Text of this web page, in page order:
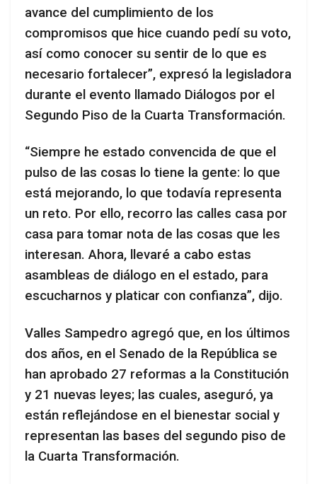
avance del cumplimiento de los
compromisos que hice cuando pedí su voto,
así como conocer su sentir de lo que es
necesario fortalecer”, expresó la legisladora
durante el evento llamado Diálogos por el
Segundo Piso de la Cuarta Transformación.
“Siempre he estado convencida de que el
pulso de las cosas lo tiene la gente: lo que
está mejorando, lo que todavía representa
un reto. Por ello, recorro las calles casa por
casa para tomar nota de las cosas que les
interesan. Ahora, llevaré a cabo estas
asambleas de diálogo en el estado, para
escucharnos y platicar con confianza”, dijo.
Valles Sampedro agregó que, en los últimos
dos años, en el Senado de la República se
han aprobado 27 reformas a la Constitución
y 21 nuevas leyes; las cuales, aseguró, ya
están reflejándose en el bienestar social y
representan las bases del segundo piso de
la Cuarta Transformación.